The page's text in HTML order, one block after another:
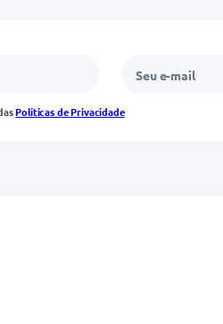
Políticas de Privacidade